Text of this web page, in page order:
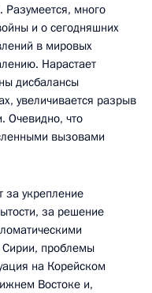
Разумеется, много
и о сегодняшних
в мировых
Нарастает
дисбалансы
увеличивается разрыв
Очевидно, что
вызовами
за укрепление
за решение
Сирии, проблемы
на Корейском
Востоке и,